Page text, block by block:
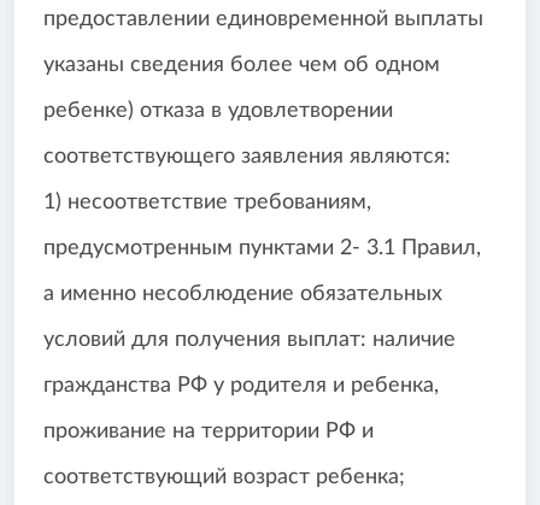
предоставлении единовременной выплаты
указаны сведения более чем об одном
ребенке) отказа в удовлетворении
соответствующего заявления являются:
1) несоответствие требованиям,
предусмотренным пунктами 2- 3.1 Правил,
а именно несоблюдение обязательных
условий для получения выплат: наличие
гражданства РФ у родителя и ребенка,
проживание на территории РФ и
соответствующий возраст ребенка;